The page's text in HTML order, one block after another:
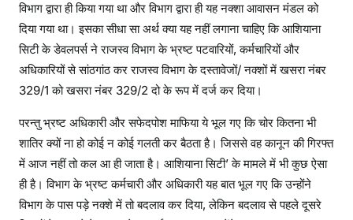
विभाग द्वारा ही किया गया था और विभाग द्वारा ही यह नक्शा आवासन मंडल को
दिया गया था। इसका सीधा सा अर्थ क्या यह नहीं लगाना चाहिए कि आशियाना
सिटी के डेवलपर्स ने राजस्व विभाग के भ्रष्ट पटवारियों, कर्मचारियों और
अधिकारियों से सांठगांठ कर राजस्व विभाग के दस्तावेजों/ नक्शों में खसरा नंबर
329/1 को खसरा नंबर 329/2 दो के रूप में दर्ज कर दिया।
परन्तु भ्रष्ट अधिकारी और सफेदपोश माफिया ये भूल गए कि चोर कितना भी
शातिर क्यों ना हो कोई न कोई गलती कर बैठता है। जिससे वह कानून की गिरफ्त
में आज नहीं तो कल आ ही जाता है। आशियाना सिटी’ के मामले में भी कुछ ऐसा
ही है। विभाग के भ्रष्ट कर्मचारी और अधिकारी यह बात भूल गए कि उन्होंने
विभाग के पास पड़े नक्शे में तो बदलाव कर दिया, लेकिन बदलाव से पहले दूसरे